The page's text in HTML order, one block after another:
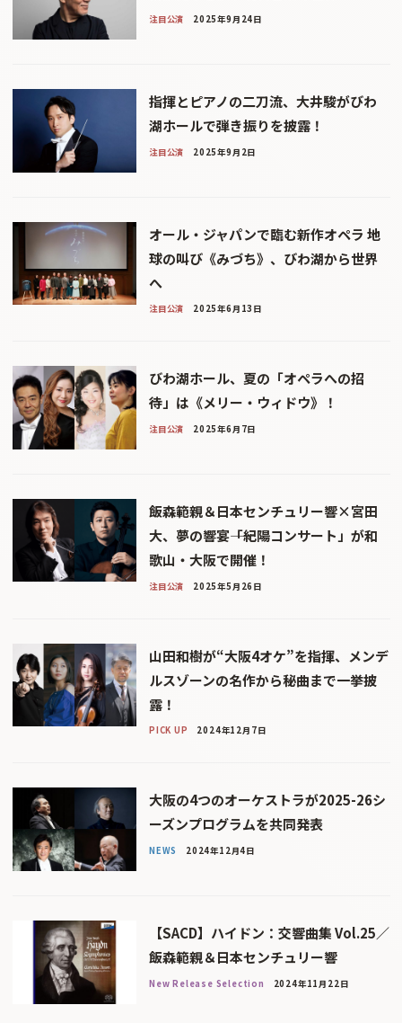
注目公演 2025年9月24日
指揮とピアノの二刀流、大井駿がびわ
湖ホールで弾き振りを披露！
注目公演 2025年9月2日
オール・ジャパンで臨む新作オペラ 地
球の叫び《みづち》、びわ湖から世界
へ
注目公演 2025年6月13日
びわ湖ホール、夏の「オペラへの招
待」は《メリー・ウィドウ》！
注目公演 2025年6月7日
飯森範親＆日本センチュリー響×宮田
大、夢の響宴――「紀陽コンサート」が和
歌山・大阪で開催！
注目公演 2025年5月26日
山田和樹が“大阪4オケ”を指揮、メンデ
ルスゾーンの名作から秘曲まで一挙披
露！
PICK UP 2024年12月7日
大阪の4つのオーケストラが2025-26シ
ーズンプログラムを共同発表
NEWS 2024年12月4日
【SACD】ハイドン：交響曲集 Vol.25／
飯森範親＆日本センチュリー響
New Release Selection 2024年11月22日